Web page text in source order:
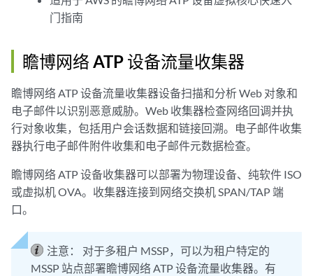
门指南
瞻博网络 ATP 设备流量收集器
瞻博网络 ATP 设备流量收集器设备扫描和分析 Web 对象和
电子邮件以识别恶意威胁。Web 收集器检查网络回调并执
行对象收集，包括用户会话数据和链接回溯。电子邮件收集
器执行电子邮件附件收集和电子邮件元数据检查。
瞻博网络 ATP 设备收集器可以部署为物理设备、纯软件 ISO
或虚拟机 OVA。收集器连接到网络交换机 SPAN/TAP 端
口。
注意：
对于多租户 MSSP，可以为租户特定的
MSSP 站点部署瞻博网络 ATP 设备流量收集器。有